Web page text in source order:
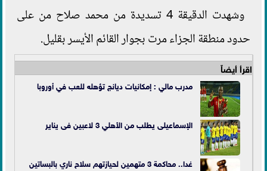
وشهدت الدقيقة 4 تسديدة من محمد صلاح من على
حدود منطقة الجزاء مرت بجوار القائم الأيسر بقليل.
اقرأ أيضاً
مدرب مالي : إمكانيات ديانج تؤهله للعب في أوروبا
الإسماعيلى يطلب من الأهلي 3 لاعبين فى يناير
غدا.. محاكمة 3 متهمين لحيازتهم سلاح ناري بالبساتين